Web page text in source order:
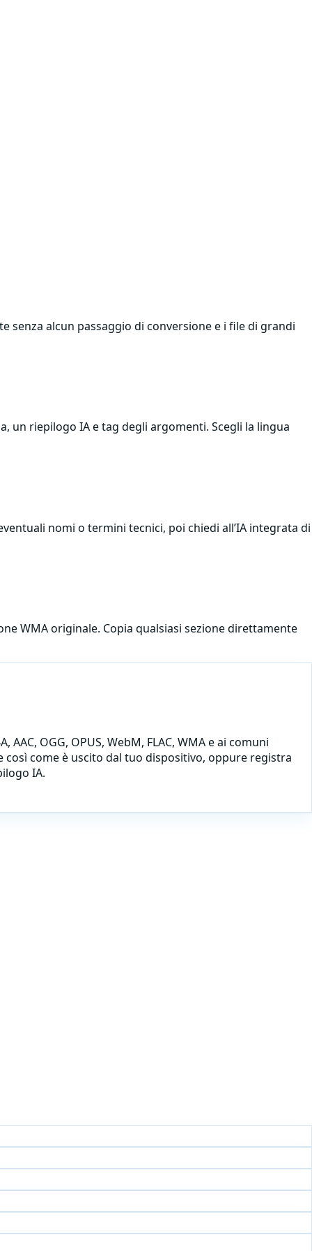
senza alcun passaggio di conversione e i file di grandi
un riepilogo IA e tag degli argomenti. Scegli la lingua
nomi o termini tecnici, poi chiedi all’IA integrata di
WMA originale. Copia qualsiasi sezione direttamente
AAC, OGG, OPUS, WebM, FLAC, WMA e ai comuni
così come è uscito dal tuo dispositivo, oppure registra
IA.